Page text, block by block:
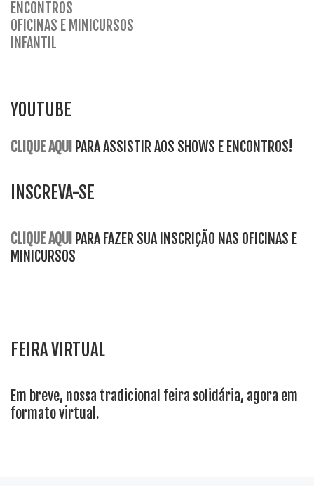
ENCONTROS
OFICINAS E MINICURSOS
INFANTI L
YOUTUBE
CLIQUE AQUI PARA ASSISTIR AOS SHOWS E ENCONTROS!
INSCREVA-SE
CLIQUE AQUI PARA FAZER SUA INSCRIÇÃO NAS OFICINAS E
MINICURSOS
FEIRA VIRTUAL
Em breve, nossa tradicional feira solidária, agora em
formato virtual.